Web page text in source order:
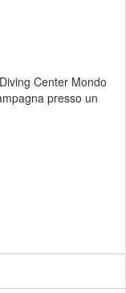
Center Mondo
presso un